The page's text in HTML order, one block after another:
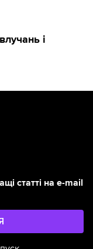
і
статті на e-mail